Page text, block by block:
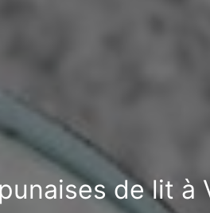
de lit à